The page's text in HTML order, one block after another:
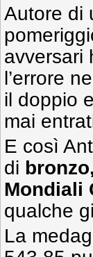
Autore di
avversari
l’errore
il doppio
mai
E così
di
Mondiali
qualche
La